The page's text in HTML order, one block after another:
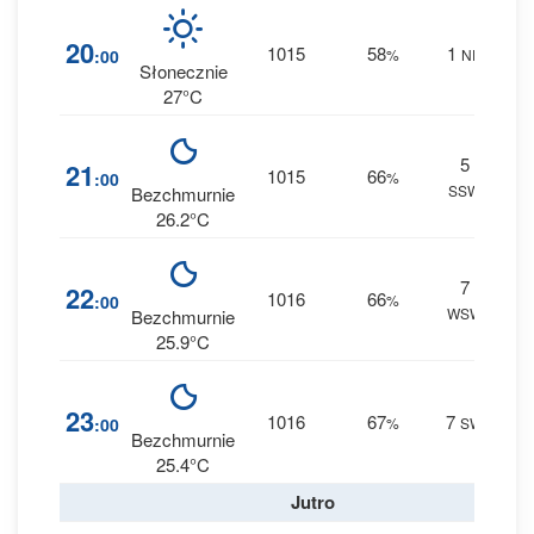
20:00
Słonecznie
27°C
1015 58% 1 NE
21 :00
Bezchmurnie
26.2°C
1015 66%
5
SSW
22:00
Bezchmurnie
25.9°C
1016 66%
7
WSW
23:00
Bezchmurnie
25.4°C
1016 67% 7 SW
Jutro